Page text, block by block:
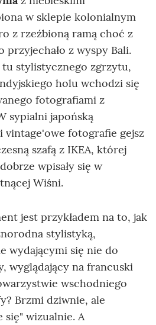
w sklepie kolonialnym
z rzeźbioną ramą choć z
z wyspy Bali.
tu stylistycznego zgrzytu,
holu wchodzi się
fotografiami z
sypialni japońską
fotografie gejsz
szafą z IKEA, której
wpisały się w
Wiśni.
jest przykładem na to, jak
stylistyką,
wydającymi się nie do
wyglądający na francuski
wschodniego
Brzmi dziwnie, ale
się" wizualnie. A